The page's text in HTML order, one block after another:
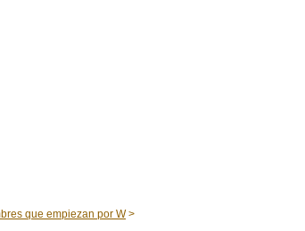
que empiezan por W